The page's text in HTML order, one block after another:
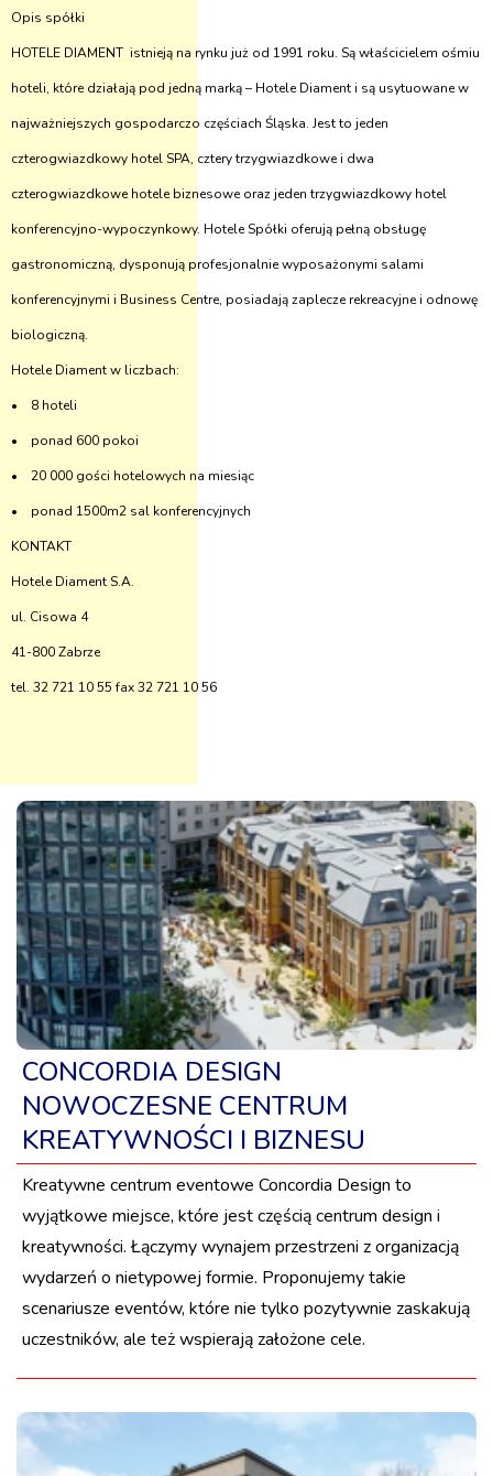
Opis spółki
HOTELE DIAMENT istnieją na rynku już od 1991 roku. Są właścicielem ośmiu
hoteli, które działają pod jedną marką – Hotele Diament i są usytuowane w
najważniejszych gospodarczo częściach Śląska. Jest to jeden
czterogwiazdkowy hotel SPA, cztery trzygwiazdkowe i dwa
czterogwiazdkowe hotele biznesowe oraz jeden trzygwiazdkowy hotel
konferencyjno-wypoczynkowy. Hotele Spółki oferują pełną obsługę
gastronomiczną, dysponują profesjonalnie wyposażonymi salami
konferencyjnymi i Business Centre, posiadają zaplecze rekreacyjne i odnowę
biologiczną.
Hotele Diament w liczbach:
• 8 hoteli
• ponad 600 pokoi
• 20 000 gości hotelowych na miesiąc
• ponad 1500m2 sal konferencyjnych
KONTAKT
Hotele Diament S.A.
ul. Cisowa 4
41-800 Zabrze
tel. 32 721 10 55 fax 32 721 10 56
CONCORDIA DESIGN
NOWOCZESNE CENTRUM
KREATYWNOŚCI I BIZNESU
Kreatywne centrum eventowe Concordia Design to
wyjątkowe miejsce, które jest częścią centrum design i
kreatywności. Łączymy wynajem przestrzeni z organizacją
wydarzeń o nietypowej formie. Proponujemy takie
scenariusze eventów, które nie tylko pozytywnie zaskakują
uczestników, ale też wspierają założone cele.